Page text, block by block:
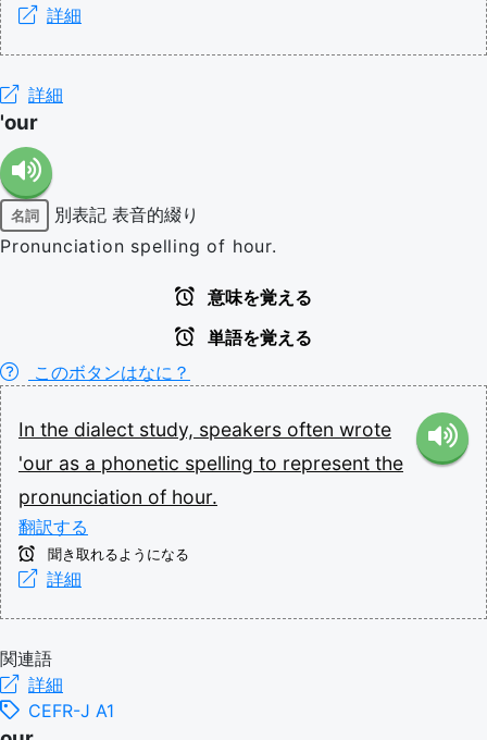
詳細
詳細
'our
名詞 別表記 表音的綴り
Pronunciation spelling of hour.
意味を覚える
単語を覚える
このボタンはなに？
In the dialect study, speakers often wrote
'our as a phonetic spelling to represent the
pronunciation of hour.
翻訳する
聞き取れるようになる
詳細
関連語
詳細
CEFR-J A1